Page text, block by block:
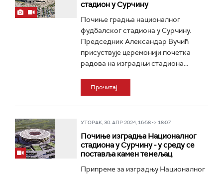
стадион у Сурчину
Почиње градња националног
фудбалског стадиона у Сурчину.
Председник Александар Вучић
присуствује церемонији почетка
радова на изградњи стадиона...
Прочитај
УТОРАК, 30. АПР 2024, 16:58 -> 18:07
Почиње изградња Националног
стадиона у Сурчину - у среду се
поставља камен темељац
Припреме за изградњу Националног